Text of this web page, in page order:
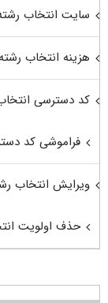
سایت انتخاب
هزینه انتخاب
کد دسترسی
فراموشی کد
ویرایش انتخاب
حذف اولویت